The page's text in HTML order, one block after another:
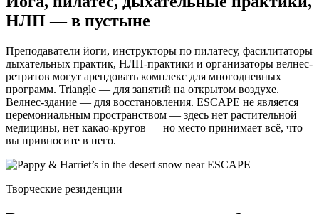
НЛП — в пустыне
Преподаватели йоги, инструкторы по пилатесу, фасилитаторы
дыхательных практик, НЛП-практики и организаторы велнес-
ретритов могут арендовать комплекс для многодневных
программ. Triangle — для занятий на открытом воздухе.
Велнес-здание — для восстановления. ESCAPE не является
церемониальным пространством — здесь нет растительной
медицины, нет какао-кругов — но место принимает всё, что
вы привносите в него.
Творческие резиденции